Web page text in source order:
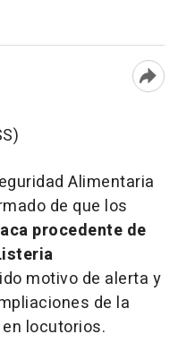
Alimentaria
de que los
procedente de
motivo de alerta y
de la
locutorios.